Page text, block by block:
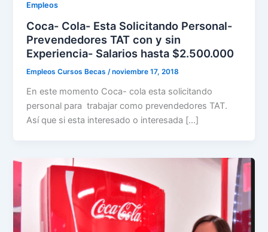
Empleos
Coca- Cola- Esta Solicitando Personal-
Prevendedores TAT con y sin
Experiencia- Salarios hasta $2.500.000
Empleos Cursos Becas/noviembre 17, 2018
En este momento Coca- cola esta solicitando
personal para trabajar como prevendedores TAT.
Así que si esta interesado o interesada […]